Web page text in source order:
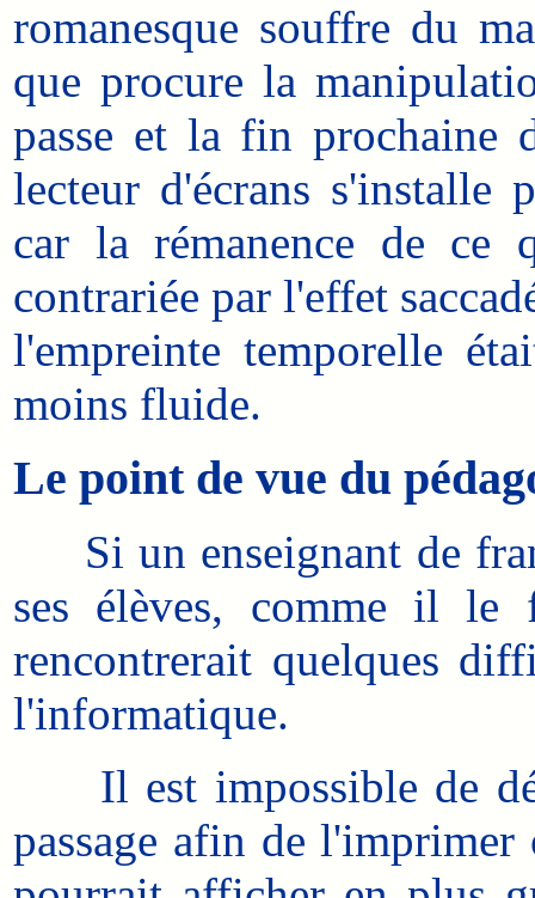
romanesque souffre du
que procure la
passe et la fin prochaine
lecteur d'écrans s'installe
car la rémanence de
contrariée par l'effet
l'empreinte temporelle
moins fluide.
Le point de vue du
Si un enseignant de
ses élèves, comme il le
rencontrerait quelques
l'informatique.
Il est impossible de
passage afin de